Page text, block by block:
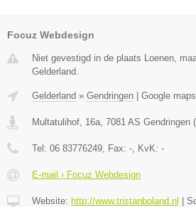
Focuz Webdesign
Niet gevestigd in de plaats Loenen,
Gelderland.
Gelderland » Gendringen Google maps
Multatulihof, 16a, 7081 AS Gendringen (
Tel: 06 83776249, Fax: -, KvK: -
E-mail › Focuz Webdesign
Website: http://www.tristanboland.nl